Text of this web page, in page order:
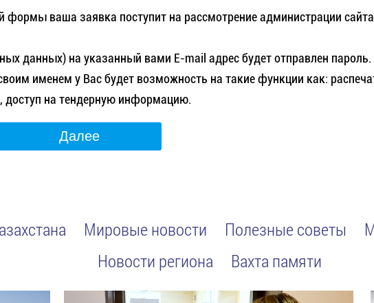
формы ваша заявка поступит на рассмотрение администрации
данных) на указанный вами E-mail адрес будет отправлен пароль.
именем у Вас будет возможность на такие функции как:
доступ на тендерную информацию.
Мировые новости Полезные советы
Новости региона
Вахта памяти